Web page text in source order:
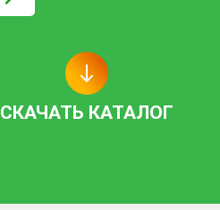
СКАЧАТЬ КАТАЛОГ